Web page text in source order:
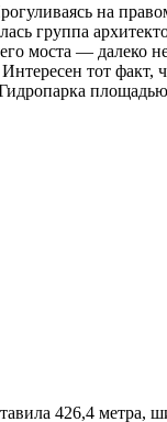
на
группа
моста — далеко
тот факт,
426,4